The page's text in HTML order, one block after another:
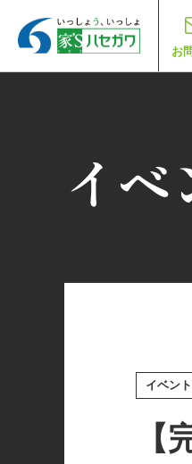
お
イ
イベント